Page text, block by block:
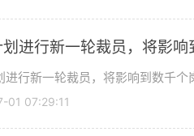
进行新一轮裁员，将影
进行新一轮裁员，将影响到数千个
01 07:29:11